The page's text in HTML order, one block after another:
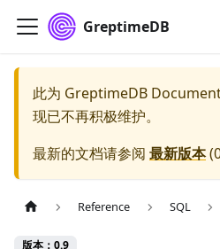
GreptimeDB
此为 GreptimeDB
现已不再积极维护。
最新的文档请参阅 最新版本(
Reference SQL
版本：0.9